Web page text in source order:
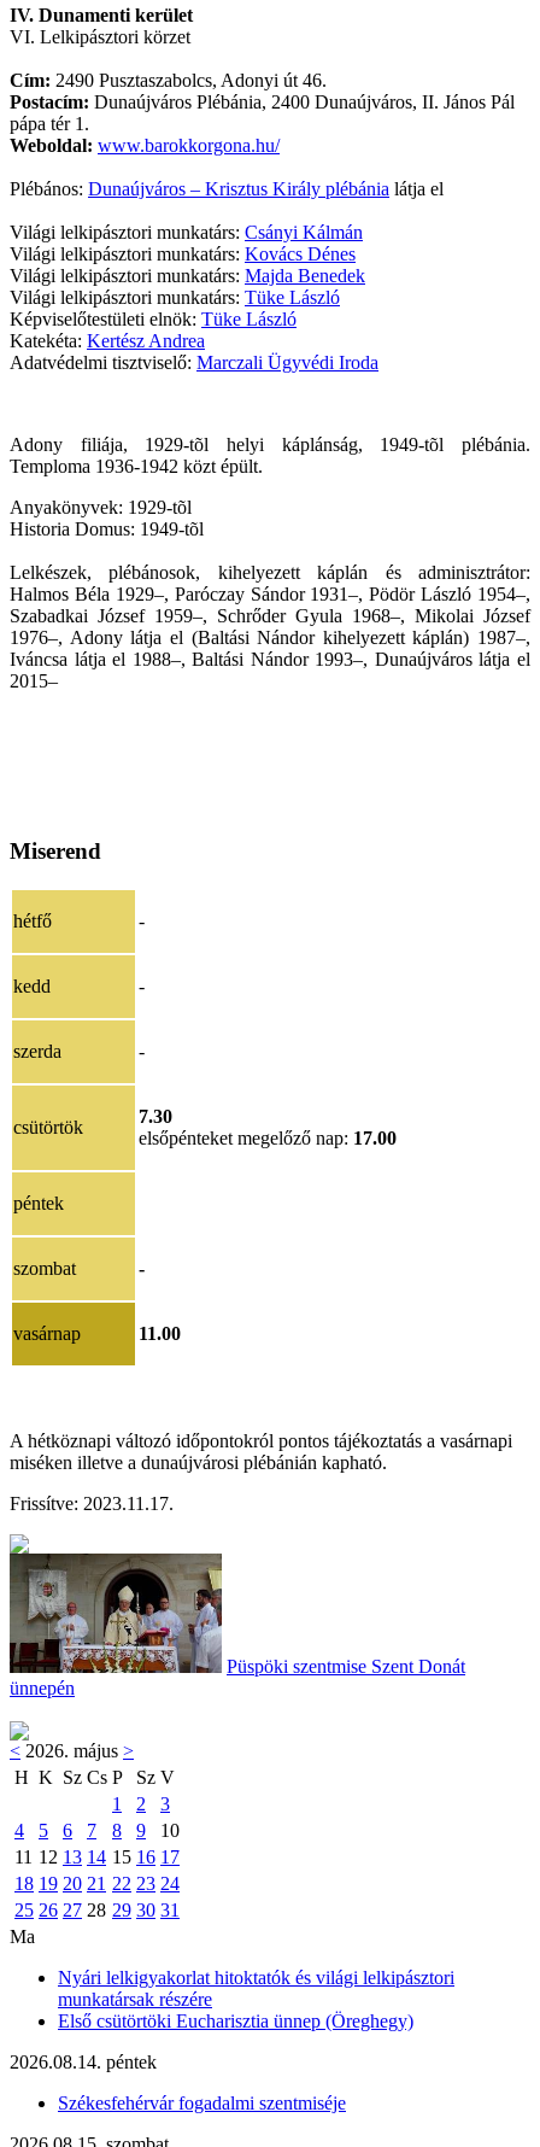
IV. Dunamenti kerület
VI. Lelkipásztori körzet
Cím: 2490 Pusztaszabolcs, Adonyi út 46.
Postacím: Dunaújváros Plébánia, 2400 Dunaújváros, II. János Pál
pápa tér 1.
Weboldal: www.barokkorgona.hu/
Plébános: Dunaújváros – Krisztus Király plébánia látja el
Világi lelkipásztori munkatárs: Csányi Kálmán
Világi lelkipásztori munkatárs: Kovács Dénes
Világi lelkipásztori munkatárs: Majda Benedek
Világi lelkipásztori munkatárs: Tüke László
Képviselőtestületi elnök: Tüke László
Katekéta: Kertész Andrea
Adatvédelmi tisztviselő: Marczali Ügyvédi Iroda
Adony filiája, 1929-tõl helyi káplánság, 1949-tõl plébánia.
Temploma 1936-1942 közt épült.
Anyakönyvek: 1929-tõl
Historia Domus: 1949-tõl
Lelkészek, plébánosok, kihelyezett káplán és adminisztrátor:
Halmos Béla 1929–, Paróczay Sándor 1931–, Pödör László 1954–,
Szabadkai József 1959–, Schrőder Gyula 1968–, Mikolai József
1976–, Adony látja el (Baltási Nándor kihelyezett káplán) 1987–,
Iváncsa látja el 1988–, Baltási Nándor 1993–, Dunaújváros látja el
2015–
Miserend
hétfő -
kedd -
szerda -
csütörtök
7.30
elsőpénteket megelőző nap: 17.00
péntek
szombat -
vasárnap 11.00
A hétköznapi változó időpontokról pontos tájékoztatás a vasárnapi
miséken illetve a dunaújvárosi plébánián kapható.
Frissítve: 2023.11.17.
Püspöki szentmise Szent Donát
ünnepén
< 2026. május >
H K Sz Cs P Sz V
1
2
3
4
5 6 7 8 9
10
11 12 13 14 15 16 17
18 19 20 21 22 23 24
25 26 27 28 29 30 31
Ma
Nyári lelkigyakorlat hitoktatók és világi lelkipásztori
munkatársak részére
Első csütörtöki Eucharisztia ünnep (Öreghegy)
2026.08.14. péntek
Székesfehérvár fogadalmi szentmiséje